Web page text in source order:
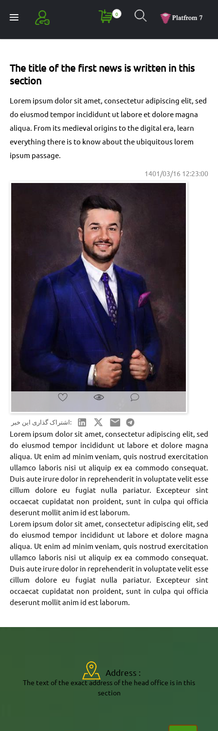
Register
Login
0
The title of the first news is written in this
section
1401/03/16 12:23:00
Lorem ipsum dolor sit amet, consectetur adipiscing elit, sed
do eiusmod tempor incididunt ut labore et dolore magna
aliqua. From its medieval origins to the digital era, learn
everything there is to know about the ubiquitous lorem
ipsum passage.
اشتراک گذاری این خبر:
Lorem ipsum dolor sit amet, consectetur adipiscing elit, sed
do eiusmod tempor incididunt ut labore et dolore magna
aliqua. Ut enim ad minim veniam, quis nostrud exercitation
ullamco laboris nisi ut aliquip ex ea commodo consequat.
Duis aute irure dolor in reprehenderit in voluptate velit esse
cillum dolore eu fugiat nulla pariatur. Excepteur sint
occaecat cupidatat non proident, sunt in culpa qui officia
deserunt mollit anim id est laborum.
Lorem ipsum dolor sit amet, consectetur adipiscing elit, sed
do eiusmod tempor incididunt ut labore et dolore magna
aliqua. Ut enim ad minim veniam, quis nostrud exercitation
ullamco laboris nisi ut aliquip ex ea commodo consequat.
Duis aute irure dolor in reprehenderit in voluptate velit esse
cillum dolore eu fugiat nulla pariatur. Excepteur sint
occaecat cupidatat non proident, sunt in culpa qui officia
deserunt mollit anim id est laborum.
Address :
The text of the exact address of the head office is in this
section